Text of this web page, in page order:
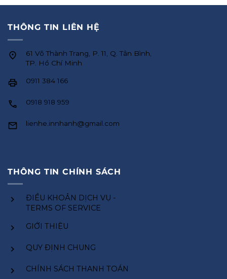
THÔNG TIN LIÊN HỆ
61 Võ Thành Trang, P. 11, Q. Tân Bình,
TP. Hồ Chí Minh
0911 384 166
0918 918 959
lienhe.innhanh@gmail.com
THÔNG TIN CHÍNH SÁCH
ĐIỀU KHOẢN DỊCH VỤ -
TERMS OF SERVICE
GIỚI THIỆU
QUY ĐỊNH CHUNG
CHÍNH SÁCH THANH TOÁN